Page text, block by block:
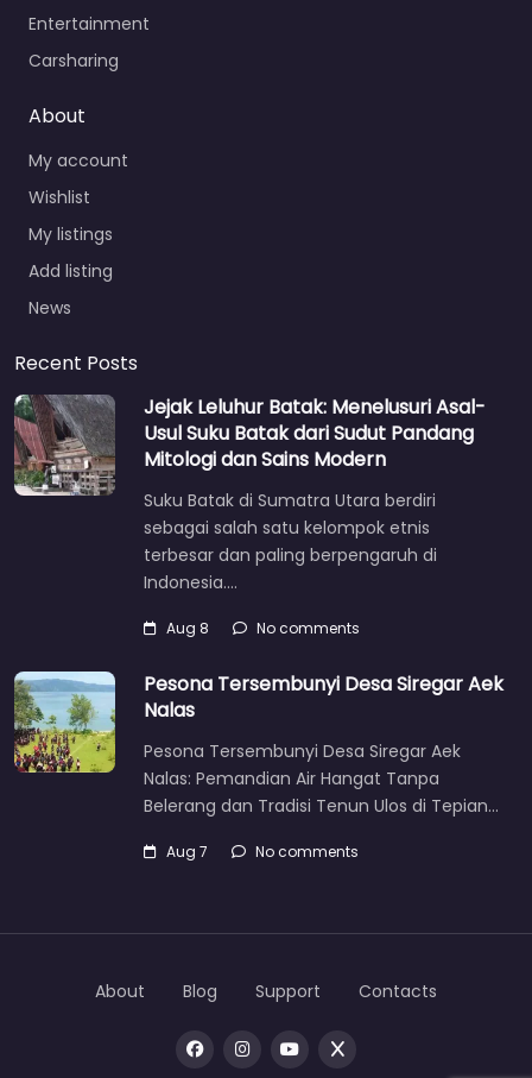
Entertainment
Carsharing
About
My account
Wishlist
My listings
Add listing
News
Recent Posts
Jejak Leluhur Batak: Menelusuri Asal-
Usul Suku Batak dari Sudut Pandang
Mitologi dan Sains Modern
Suku Batak di Sumatra Utara berdiri
sebagai salah satu kelompok etnis
terbesar dan paling berpengaruh di
Indonesia.…
Aug 8 No comments
Pesona Tersembunyi Desa Siregar Aek
Nalas
Pesona Tersembunyi Desa Siregar Aek
Nalas: Pemandian Air Hangat Tanpa
Belerang dan Tradisi Tenun Ulos di Tepian…
Aug 7 No comments
About Blog Support Contacts